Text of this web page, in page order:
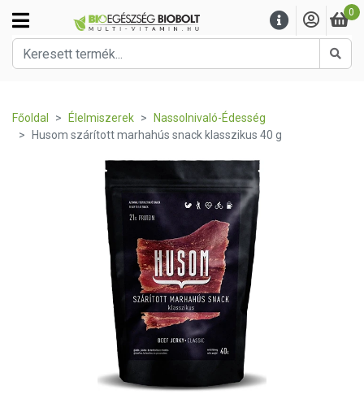
0
Főoldal Élelmiszerek
Nassolnivaló-Édesség
Husom szárított marhahús snack klasszikus 40 g